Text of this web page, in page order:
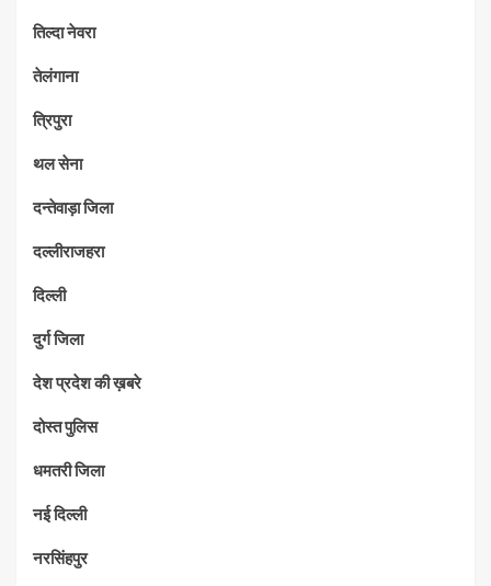
तिल्दा नेवरा
तेलंगाना
त्रिपुरा
थल सेना
दन्तेवाड़ा जिला
दल्लीराजहरा
दिल्ली
दुर्ग जिला
देश प्रदेश की ख़बरे
दोस्त पुलिस
धमतरी जिला
नई दिल्ली
नरसिंहपुर